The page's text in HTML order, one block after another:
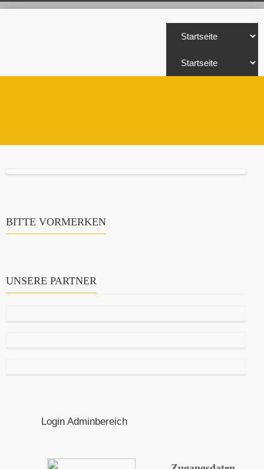
BITTE VORMERKEN
UNSERE PARTNER
Login Adminbereich